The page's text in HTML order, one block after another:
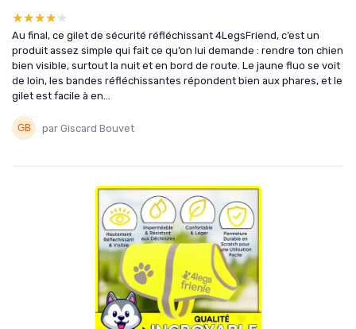
★★★★★
★★★★★
Au final, ce gilet de sécurité réfléchissant 4LegsFriend, c’est un
produit assez simple qui fait ce qu’on lui demande : rendre ton chien
bien visible, surtout la nuit et en bord de route. Le jaune fluo se voit
de loin, les bandes réfléchissantes répondent bien aux phares, et le
gilet est facile à en...
par Giscard Bouvet